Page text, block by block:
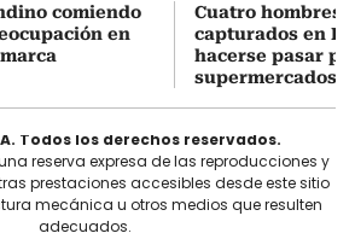
comiendo
en
Cuatro hombres
capturados en
hacerse pasar
supermercados
Todos los derechos reservados.
una reserva expresa de las reproducciones y
prestaciones accesibles desde este sitio
mecánica u otros medios que resulten
adecuados.